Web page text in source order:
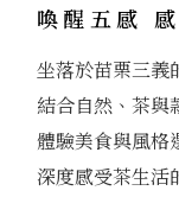
喚醒五感
坐落於苗栗三義
結合自然、茶與
體驗美食與風格
深度感受茶生活